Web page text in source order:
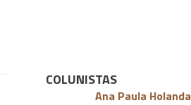
COLUNISTAS
Ana Paula Holanda